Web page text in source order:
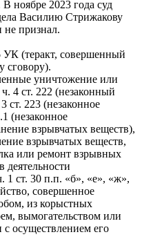
ноябре 2023 года суд
Василию Стрижакову
не признал.
УК (теракт, совершенный
сговору).
уничтожение или
4 ст. 222 (незаконный
ст. 223 (незаконное
(незаконное
взрывчатых веществ),
взрывчатых веществ,
или ремонт взрывных
деятельности
1 ст. 30 п.п. «б», «е», «ж»,
совершенное
из корыстных
вымогательством или
с осуществлением его